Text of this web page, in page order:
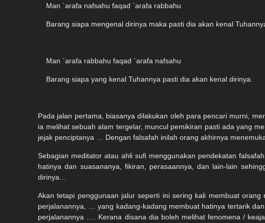
Man `arafa nafsahu faqad `arafa rabbahu
Barang siapa mengenal dirinya maka pasti dia akan kenal
Man `arafa rabbahu faqad `arafa nafsahu
Barang siapa yang kenal Tuhannya pasti dia akan kenal dirinya.
Pada jalan pertama, biasanya dilakukan oleh para pencari murni,
ia melihat sebuah alam tergelar, muncul pemikiran pasti ada yang
jejak penciptanya … Dengan falsafah inilah orang akhirnya
Sebagian meditator atau ahli sufi menggunakan pendekatan
hatinya dan suasananya, fikiran, perasaannya, dan lain-lain
dirinya…
Akan tetapi penggunaan jalur seperti ini sering kali membuat
perjalanannya, … yang kadang-kadang membuat hatinya tertarik
perjalanannya …. Kerana disana dia boleh melihat fenomena /